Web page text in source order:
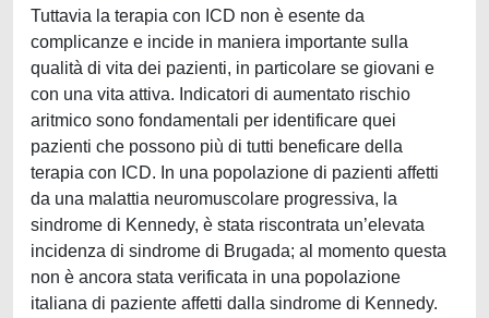
Tuttavia la terapia con ICD non è esente da
complicanze e incide in maniera importante sulla
qualità di vita dei pazienti, in particolare se giovani e
con una vita attiva. Indicatori di aumentato rischio
aritmico sono fondamentali per identificare quei
pazienti che possono più di tutti beneficare della
terapia con ICD. In una popolazione di pazienti affetti
da una malattia neuromuscolare progressiva, la
sindrome di Kennedy, è stata riscontrata un’elevata
incidenza di sindrome di Brugada; al momento questa
non è ancora stata verificata in una popolazione
italiana di paziente affetti dalla sindrome di Kennedy.